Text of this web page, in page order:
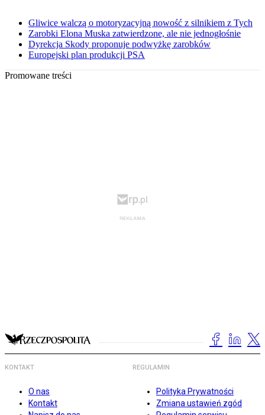
Gliwice walczą o motoryzacyjną nowość z silnikiem z Tych
Zarobki Elona Muska zatwierdzone, ale nie jednogłośnie
Dyrekcja Skody proponuje podwyżkę zarobków
Europejski plan produkcji PSA
Promowane treści
KONTAKT
O nas
Kontakt
REGULAMIN
Polityka Prywatności
Zmiana ustawień zgód